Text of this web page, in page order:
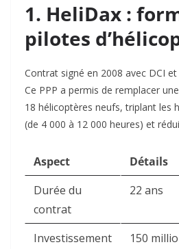
1. HeliDax :
pilotes
Contrat signé en 2008 avec DCI
Ce PPP a permis de remplacer
18 hélicoptères neufs, triplant les
(de 4 000 à 12 000 heures) et
Aspect
Détails
Durée du
contrat
22 ans
Investissement
150